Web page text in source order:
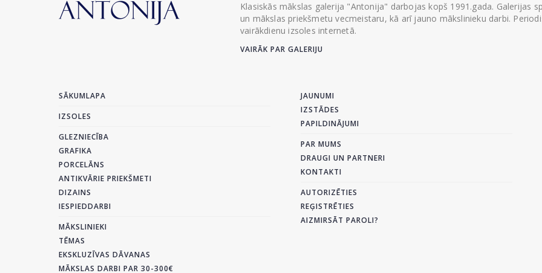
Klasiskās mākslas galerija "Antonija" darbojas kopš 1991.gada. Galerijas
un mākslas priekšmetu vecmeistaru, kā arī jauno mākslinieku darbi.
vairākdienu izsoles internetā.
VAIRĀK PAR GALERIJU
SĀKUMLAPA
IZSOLES
GLEZNIECĪBA
GRAFIKA
PORCELĀNS
ANTIKVĀRIE PRIEKŠMETI
DIZAINS
IESPIEDDARBI
MĀKSLINIEKI
TĒMAS
EKSKLUZĪVAS DĀVANAS
MĀKSLAS DARBI PAR 30-300€
JAUNUMI
IZSTĀDES
PAPILDINĀJUMI
PAR MUMS
DRAUGI UN PARTNERI
KONTAKTI
AUTORIZĒTIES
REĢISTRĒTIES
AIZMIRSĀT PAROLI?